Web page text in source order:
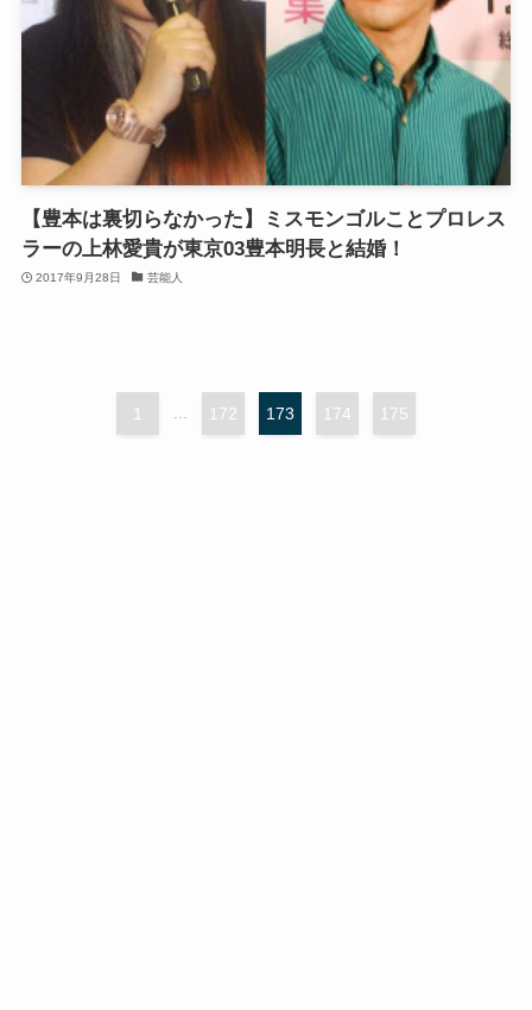
【豊本は裏切らなかった】ミスモンゴルことプロレス
ラーの上林愛貴が東京03豊本明長と結婚！
2017年9月28日 芸能人
1 172 173 174 175